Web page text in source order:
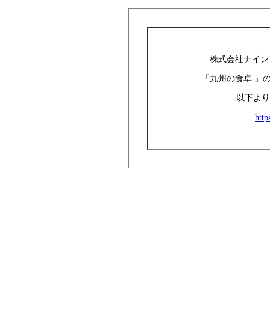
株式会社ナイ
「九州の食卓 」
以下よ